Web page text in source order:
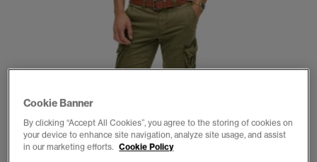
Cookie Banner
By clicking “Accept All Cookies”, you agree to the storing of cookies on
your device to enhance site navigation, analyze site usage, and assist
in our marketing efforts. Cookie Policy